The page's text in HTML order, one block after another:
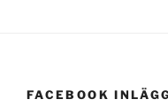
FACEBOOK